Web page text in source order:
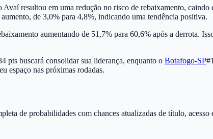
Avaí resultou em uma redução no risco de rebaixamento,
de 3,0% para 4,8%, indicando uma tendência positiva.
aumentando de 51,7% para 60,6% após a derrota.
pts buscará consolidar sua liderança, enquanto o Botafogo-SP
espaço nas próximas rodadas.
de probabilidades com chances atualizadas de título, acesso